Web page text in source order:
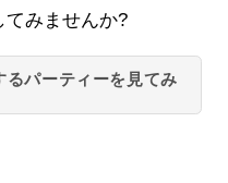
てみませんか?
るパーティーを見てみ